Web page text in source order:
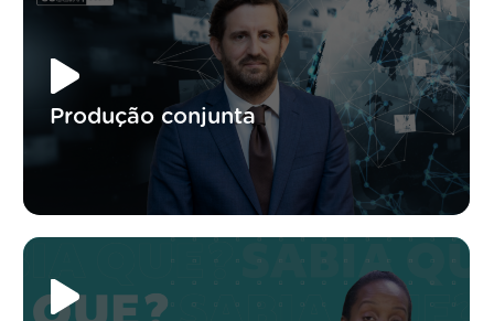
Produção conjunta